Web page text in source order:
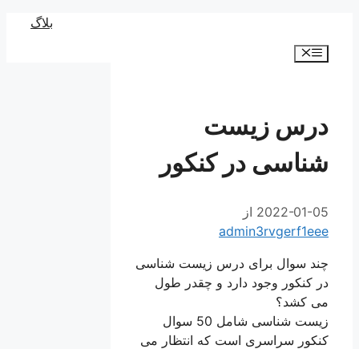
بلاگ
فهرست
درس زیست
شناسی در کنکور
2022-01-05 از
admin3rvgerf1eee
چند سوال برای درس زیست شناسی
در کنکور وجود دارد و چقدر طول
می کشد؟
زیست شناسی شامل 50 سوال
کنکور سراسری است که انتظار می